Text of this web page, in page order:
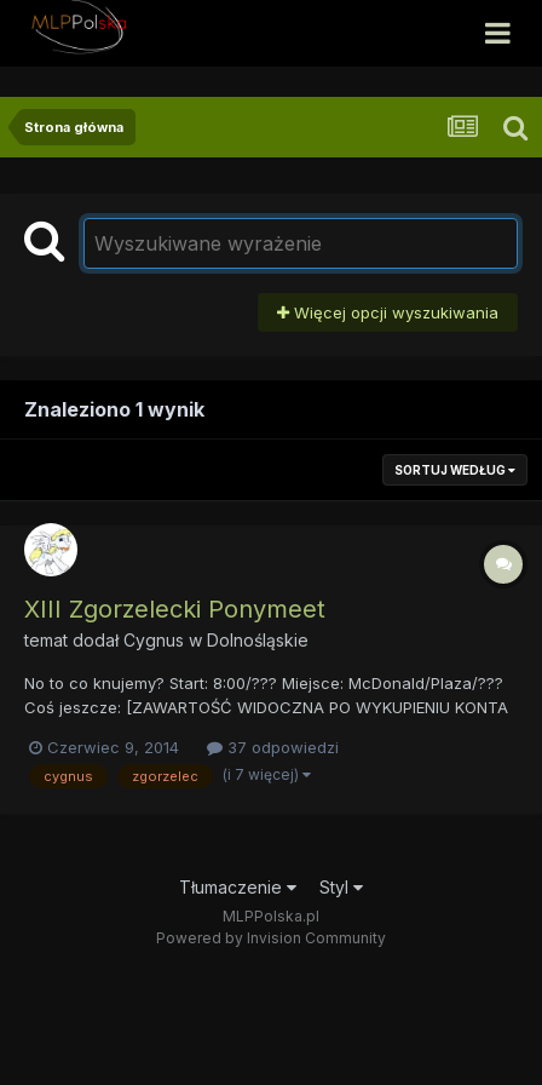
Strona główna
Więcej opcji wyszukiwania
Znaleziono 1 wynik
SORTUJ WEDŁUG
XIII Zgorzelecki Ponymeet
temat dodałCygnus w Dolnośląskie
No to co knujemy? Start: 8:00/??? Miejsce: McDonald/Plaza/???
Coś jeszcze: [ZAWARTOŚĆ WIDOCZNA PO WYKUPIENIU KONTA
w lipcu? Która data okaże się najbardziej odpowiednia? Który
dzień będzie na tyle fajny? Wybieracie najlepszą...
Czerwiec 9, 2014 37 odpowiedzi
cygnus zgorzelec (i 7 więcej)
Tłumaczenie Styl
MLPPolska.pl
Powered by Invision Community